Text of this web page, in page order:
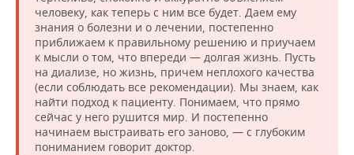
человеку, как теперь с ним все будет. Даем ему
знания о болезни и о лечении, постепенно
приближаем к правильному решению и приучаем
к мысли о том, что впереди — долгая жизнь. Пусть
на диализе, но жизнь, причем неплохого качества
(если соблюдать все рекомендации). Мы знаем, как
найти подход к пациенту. Понимаем, что прямо
сейчас у него рушится мир. И постепенно
начинаем выстраивать его заново, — с глубоким
пониманием говорит доктор.